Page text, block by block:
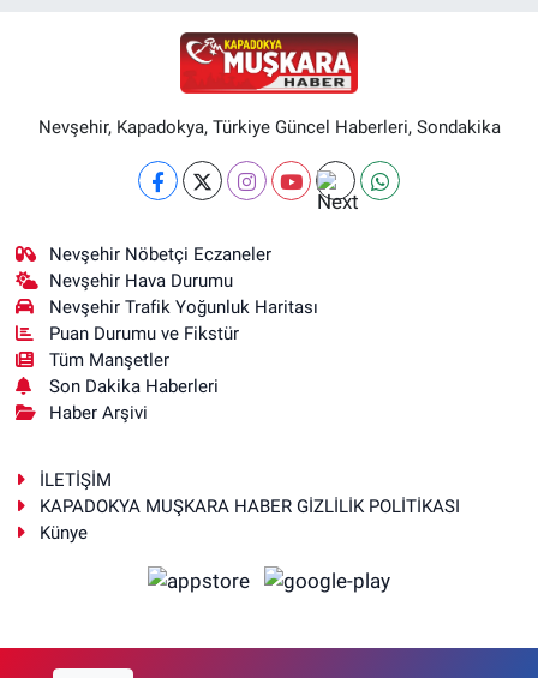
Nevşehir, Kapadokya, Türkiye Güncel Haberleri, Sondakika
Nevşehir Nöbetçi Eczaneler
Nevşehir Hava Durumu
Nevşehir Trafik Yoğunluk Haritası
Puan Durumu ve Fikstür
Tüm Manşetler
Son Dakika Haberleri
Haber Arşivi
İLETİŞİM
KAPADOKYA MUŞKARA HABER GİZLİLİK POLİTİKASI
Künye